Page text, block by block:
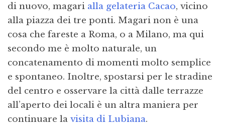
di nuovo, magari alla gelateria Cacao, vicino
alla piazza dei tre ponti. Magari non è una
cosa che fareste a Roma, o a Milano, ma qui
secondo me è molto naturale, un
concatenamento di momenti molto semplice
e spontaneo. Inoltre, spostarsi per le stradine
del centro e osservare la città dalle terrazze
all’aperto dei locali è un altra maniera per
continuare la visita di Lubiana.